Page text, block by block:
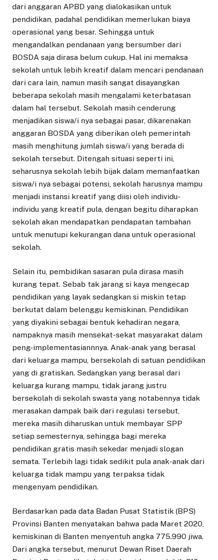
dari anggaran APBD yang dialokasikan untuk
pendidikan, padahal pendidikan memerlukan biaya
operasional yang besar. Sehingga untuk
mengandalkan pendanaan yang bersumber dari
BOSDA saja dirasa belum cukup. Hal ini memaksa
sekolah untuk lebih kreatif dalam mencari pendanaan
dari cara lain, namun masih sangat disayangkan
beberapa sekolah masih mengalami keterbatasan
dalam hal tersebut. Sekolah masih cenderung
menjadikan siswa/i nya sebagai pasar, dikarenakan
anggaran BOSDA yang diberikan oleh pemerintah
masih menghitung jumlah siswa/i yang berada di
sekolah tersebut. Ditengah situasi seperti ini,
seharusnya sekolah lebih bijak dalam memanfaatkan
siswa/i nya sebagai potensi, sekolah harusnya mampu
menjadi instansi kreatif yang diisi oleh individu-
individu yang kreatif pula, dengan begitu diharapkan
sekolah akan mendapatkan pendapatan tambahan
untuk menutupi kekurangan dana untuk operasional
sekolah.
Selain itu, pembidikan sasaran pula dirasa masih
kurang tepat. Sebab tak jarang si kaya mengecap
pendidikan yang layak sedangkan si miskin tetap
berkutat dalam belenggu kemiskinan. Pendidikan
yang diyakini sebagai bentuk kehadiran negara,
nampaknya masih mensekat-sekat masyarakat dalam
peng-implementasiannnya. Anak-anak yang berasal
dari keluarga mampu, bersekolah di satuan pendidikan
yang di gratiskan. Sedangkan yang berasal dari
keluarga kurang mampu, tidak jarang justru
bersekolah di sekolah swasta yang notabennya tidak
merasakan dampak baik dari regulasi tersebut,
mereka masih diharuskan untuk membayar SPP
setiap semesternya, sehingga bagi mereka
pendidikan gratis masih sekedar menjadi slogan
semata. Terlebih lagi tidak sedikit pula anak-anak dari
keluarga tidak mampu yang terpaksa tidak
mengenyam pendidikan.
Berdasarkan pada data Badan Pusat Statistik (BPS)
Provinsi Banten menyatakan bahwa pada Maret 2020,
kemiskinan di Banten menyentuh angka 775.990 jiwa.
Dari angka tersebut, menurut Dewan Riset Daerah